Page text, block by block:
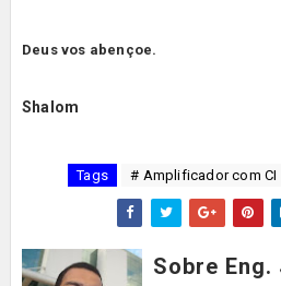
Deus vos abençoe.
Shalom
Tags # Amplificador com CI
Sobre